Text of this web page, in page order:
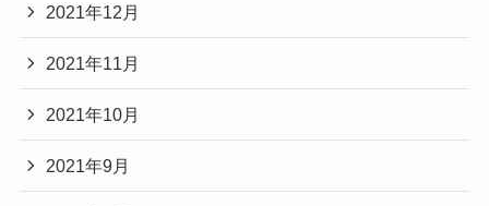
2021年12月
2021年11月
2021年10月
2021年9月